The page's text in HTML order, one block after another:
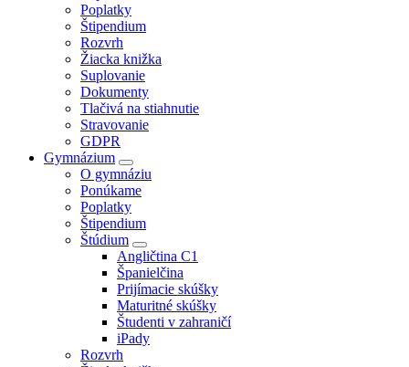
Poplatky
Štipendium
Rozvrh
Žiacka knižka
Suplovanie
Dokumenty
Tlačivá na stiahnutie
Stravovanie
GDPR
Gymnázium
O gymnáziu
Ponúkame
Poplatky
Štipendium
Štúdium
Angličtina C1
Španielčina
Prijímacie skúšky
Maturitné skúšky
Študenti v zahraničí
iPady
Rozvrh